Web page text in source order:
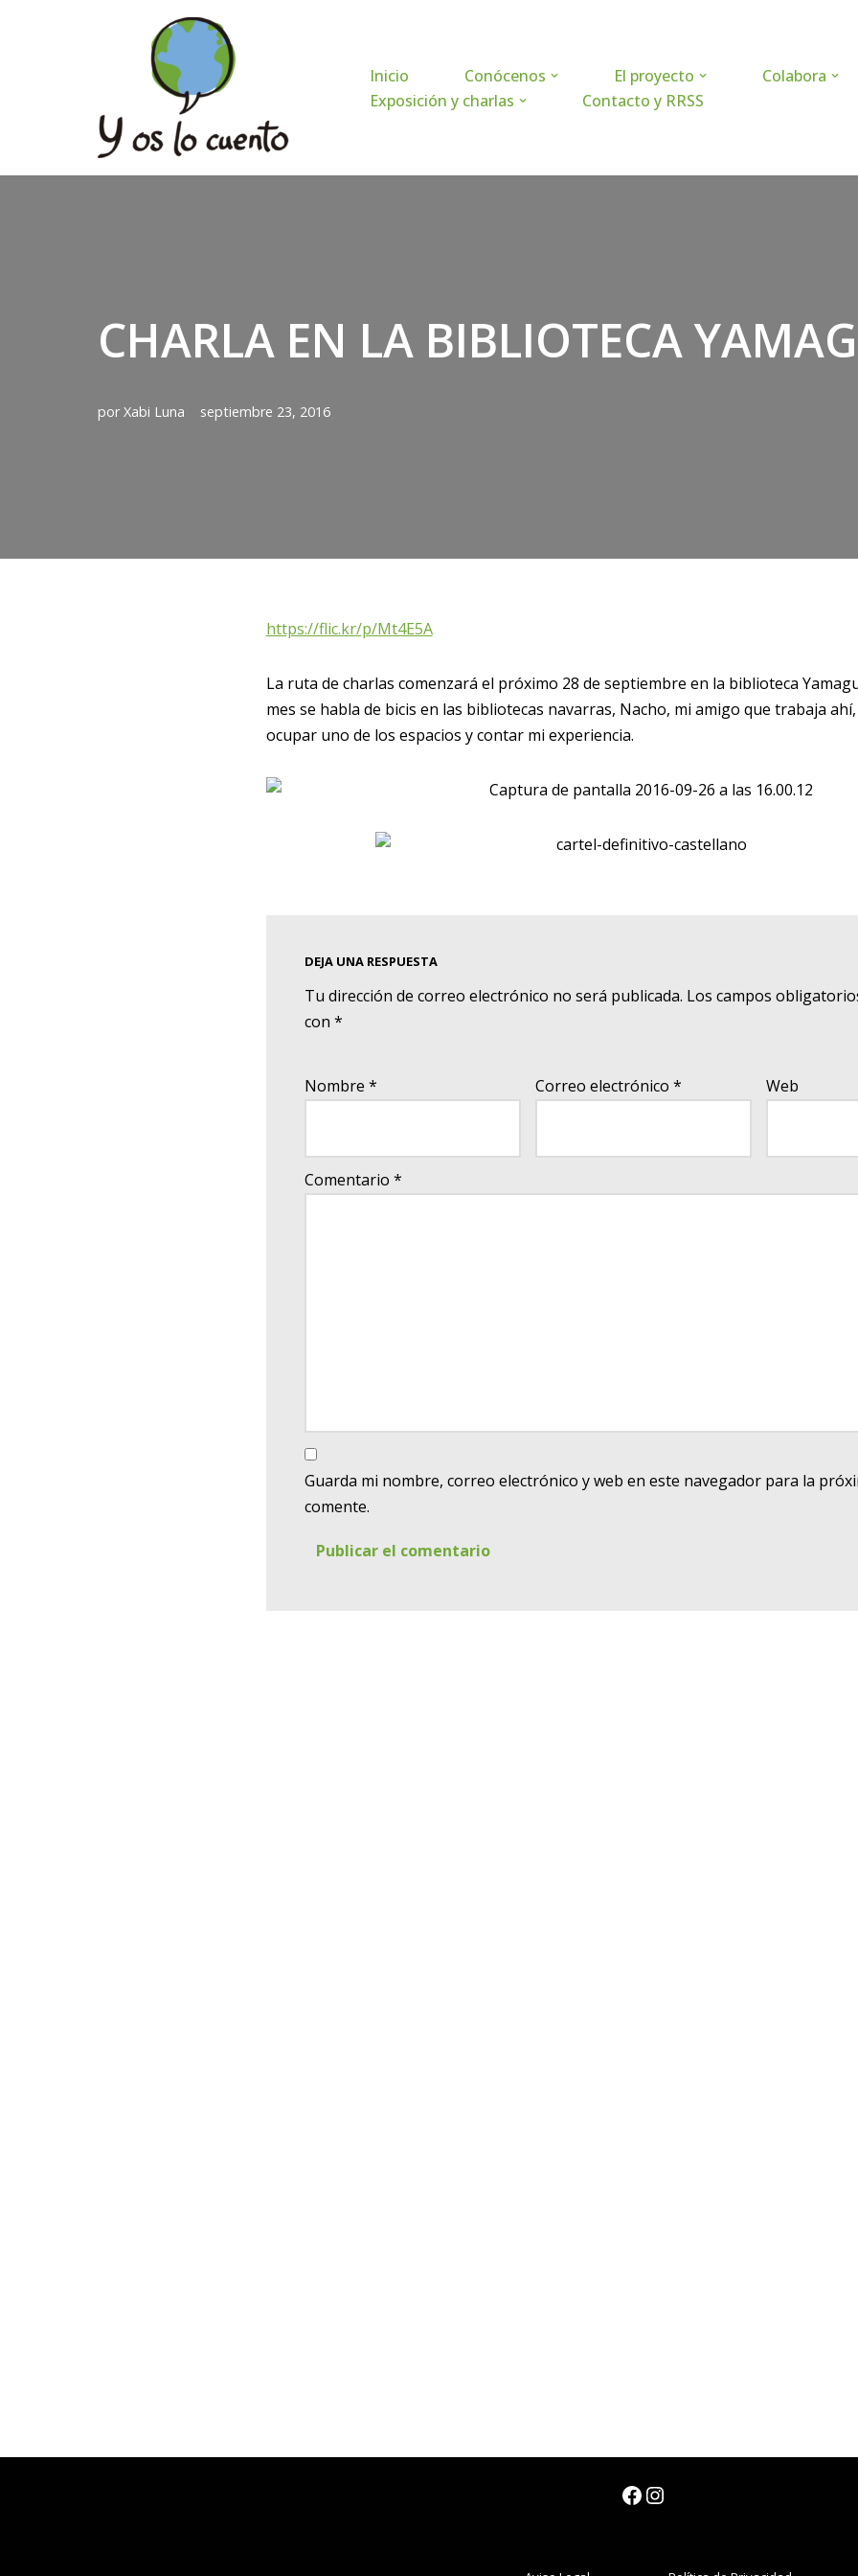
Inicio Conócenos El proyecto Colabora
Exposición y charlas
Contacto y RRSS
CHARLA EN LA BIBLIOTECA
porXabi Luna septiembre 23, 2016
https://flic.kr/p/Mt4E5A
La ruta de charlas comenzará el próximo 28 de septiembre en la biblioteca
mes se habla de bicis en las bibliotecas navarras, Nacho, mi amigo que trabaja
ocupar uno de los espacios y contar mi experiencia.
DEJA UNA RESPUESTA
Tu dirección de correo electrónico no será publicada. Los campos
con *
Nombre * Correo electrónico * Web
Comentario *
Guarda mi nombre, correo electrónico y web en este navegador para la
comente.